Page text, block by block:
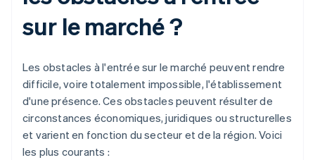
sur le marché ?
Les obstacles à l'entrée sur le marché peuvent rendre
difficile, voire totalement impossible, l'établissement
d'une présence. Ces obstacles peuvent résulter de
circonstances économiques, juridiques ou structurelles
et varient en fonction du secteur et de la région. Voici
les plus courants :